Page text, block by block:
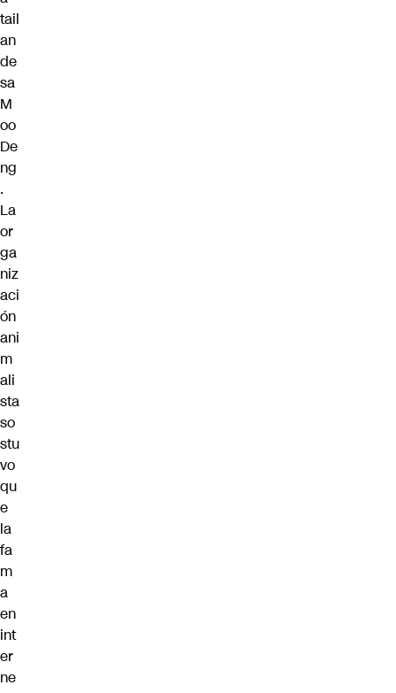
tail
an
de
sa
M
oo
De
ng
.
La
or
ga
niz
aci
ón
ani
m
ali
sta
so
stu
vo
qu
e
la
fa
m
a
en
int
er
ne